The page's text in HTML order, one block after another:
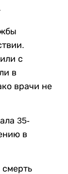
с
в
врачи не
35-
в